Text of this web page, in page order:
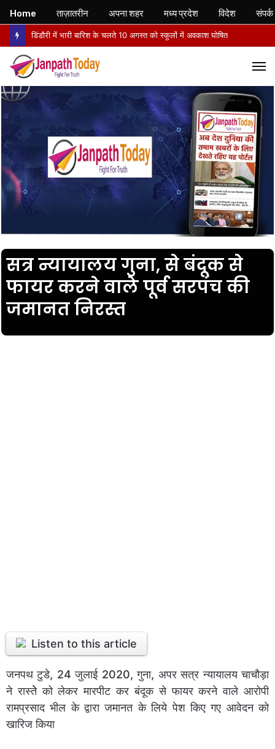
डिंडौरी में भारी बारिश के चलते 10 अगस्त को स्कूलों में अवकाश घोषित
सत्र न्यायालय गुना, से बंदूक से
फायर करने वाले पूर्व सरपंच की
जमानत निरस्त
Listen to this article
जनपथ टुडे, 24 जुलाई 2020, गुना, अपर सत्र न्यायालय चाचौड़ा
ने रास्तेे को लेकर मारपीट कर बंदूक से फायर करने वाले आरोपी
रामप्रसाद भील के द्वारा जमानत के लिये पेश किए गए आवेदन को
खारिज किया
Home ताज़ातरीन अपना शहर मध्य प्रदेश विदेश संपर्क